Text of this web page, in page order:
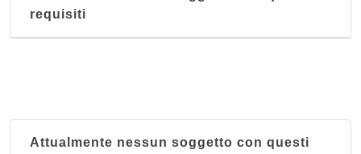
requisiti
Attualmente nessun soggetto con questi